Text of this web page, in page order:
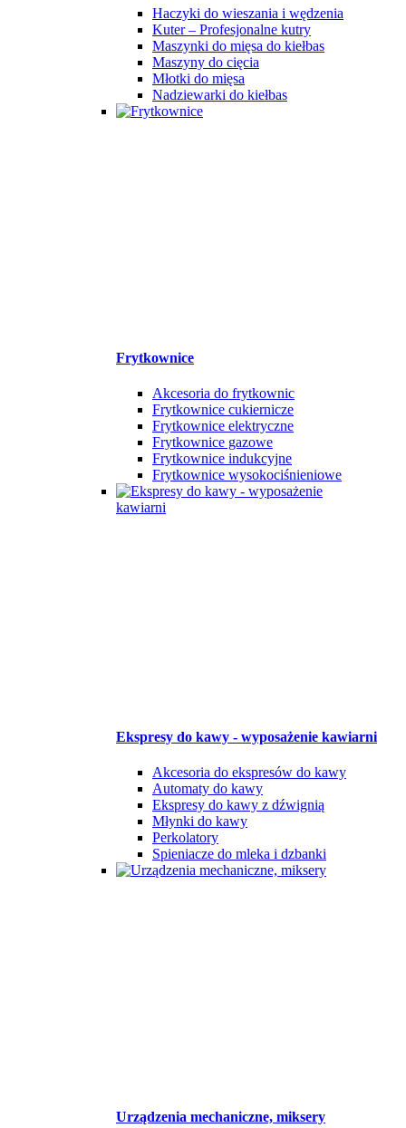
Haczyki do wieszania i wędzenia
Kuter – Profesjonalne kutry
Maszynki do mięsa do kiełbas
Maszyny do cięcia
Młotki do mięsa
Nadziewarki do kiełbas
Frytkownice
Akcesoria do frytkownic
Frytkownice cukiernicze
Frytkownice elektryczne
Frytkownice gazowe
Frytkownice indukcyjne
Frytkownice wysokociśnieniowe
Ekspresy do kawy - wyposażenie kawiarni
Akcesoria do ekspresów do kawy
Automaty do kawy
Ekspresy do kawy z dźwignią
Młynki do kawy
Perkolatory
Spieniacze do mleka i dzbanki
Urządzenia mechaniczne, miksery